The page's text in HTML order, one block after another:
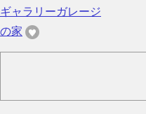
ギャラリーガレージ
の家